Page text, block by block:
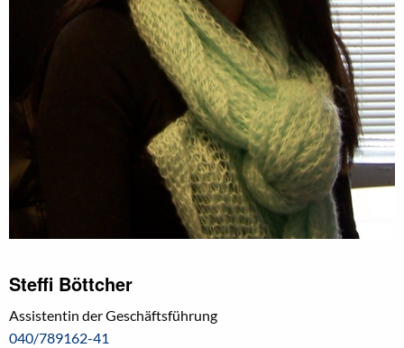
Steffi Böttcher
Assistentin der Geschäftsführung
040/789162-41